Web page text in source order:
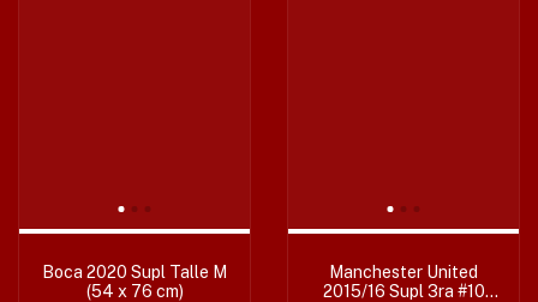
Boca 2020 Supl Talle M
(54 x 76 cm)
Manchester United
2015/16 Supl 3ra #10